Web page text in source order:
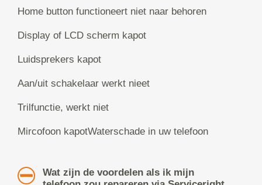
Home button functioneert niet naar behoren
Display of LCD scherm kapot
Luidsprekers kapot
Aan/uit schakelaar werkt nieet
Trilfunctie, werkt niet
Mircofoon kapotWaterschade in uw telefoon
Wat zijn de voordelen als ik mijn